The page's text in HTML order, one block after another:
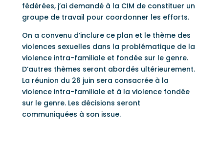
fédérées, j’ai demandé à la CIM de constituer un
groupe de travail pour coordonner les efforts.
On a convenu d’inclure ce plan et le thème des
violences sexuelles dans la problématique de la
violence intra-familiale et fondée sur le genre.
D’autres thèmes seront abordés ultérieurement.
La réunion du 26 juin sera consacrée à la
violence intra-familiale et à la violence fondée
sur le genre. Les décisions seront
communiquées à son issue.